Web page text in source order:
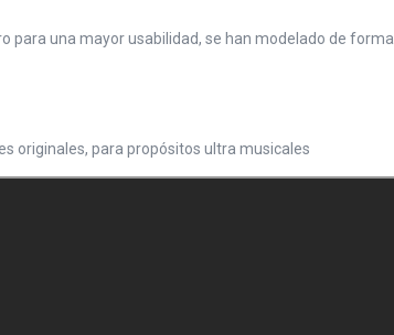
una mayor usabilidad, se han modelado de
originales, para propósitos ultra musicales